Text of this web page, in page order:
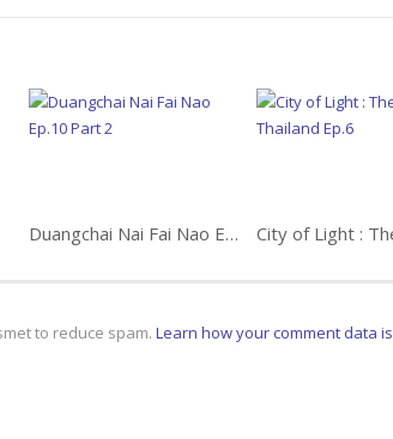
Duangchai Nai Fai Nao Ep.10 Part 2
to reduce spam. Learn how your comment data is